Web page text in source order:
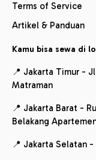
Terms of Service
Artikel & Panduan
Kamu bisa sewa di
📍 Jakarta Timur -
Matraman
📍 Jakarta Barat -
Belakang
📍 Jakarta Selatan